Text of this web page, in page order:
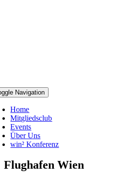
Navigation
Home
Mitgliedsclub
Events
Über Uns
win² Konferenz
Flughafen Wien